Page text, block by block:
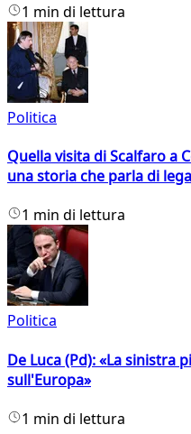
1 min di lettura
Politica
Quella visita di Scalfaro a
una storia che parla di
1 min di lettura
Politica
De Luca (Pd): «La sinistra
sull'Europa»
1 min di lettura